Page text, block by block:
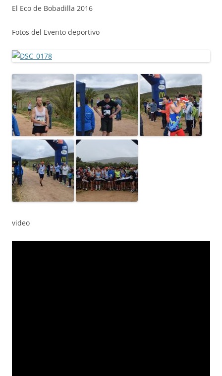
El Eco de Bobadilla 2016
Fotos del Evento deportivo
video